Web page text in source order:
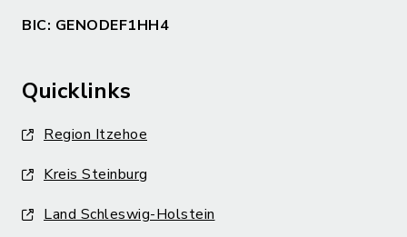
BIC: GENODEF1HH4
Quicklinks
Region Itzehoe
Kreis Steinburg
Land Schleswig-Holstein